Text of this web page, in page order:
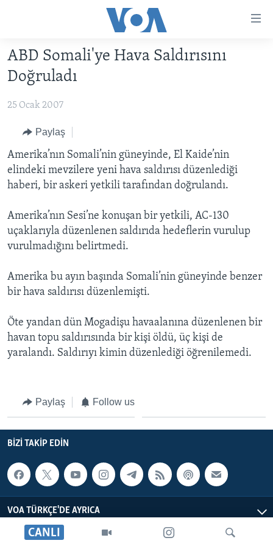
geç
Ana
navigasyona
geç
TÜRKİYE
AMERİKA
ORTADOĞU
AVRUPA
ULUSLARARASI
BİLİM VE TEKNOLOJİ
EKONOMİ
HAYATTAN
PROGRAMLAR
AMERİKA'DA YAŞAM
UKRAYNA KRİZİ
YAPAY ZEKA
YORUMLAR
AMERIKA'YA ÖZEL
MULTİMEDYA
VİDEO GALERİ
LEARNING ENGLISH
Diller
CANLI
ABD Somali'ye Hava Saldırısını
Doğruladı
25 Ocak 2007
Paylaş
Amerika’nın Somali’nin güneyinde, El Kaide’nin
elindeki mevzilere yeni hava saldırısı düzenlediği
haberi, bir askeri yetkili tarafından doğrulandı.
Amerika’nın Sesi’ne konuşan bir yetkili, AC-130
uçaklarıyla düzenlenen saldırıda hedeflerin vurulup
vurulmadığını belirtmedi.
Amerika bu ayın başında Somali’nin güneyinde benzer
bir hava saldırısı düzenlemişti.
Öte yandan dün Mogadişu havaalanına düzenlenen bir
havan topu saldırısında bir kişi öldü, üç kişi de
yaralandı. Saldırıyı kimin düzenlediği öğrenilemedi.
Paylaş Follow us
BIZI TAKIP EDIN
VOA TÜRKÇE'DE AYRICA